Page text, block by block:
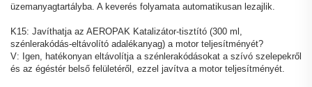
üzemanyagtartályba. A keverés folyamata automatikusan lezajlik.
K15: Javíthatja az AEROPAK Katalizátor-tisztító (300 ml,
szénlerakódás-eltávolító adalékanyag) a motor teljesítményét?
V: Igen, hatékonyan eltávolítja a szénlerakódásokat a szívó szelepekről
és az égéstér belső felületéről, ezzel javítva a motor teljesítményét.